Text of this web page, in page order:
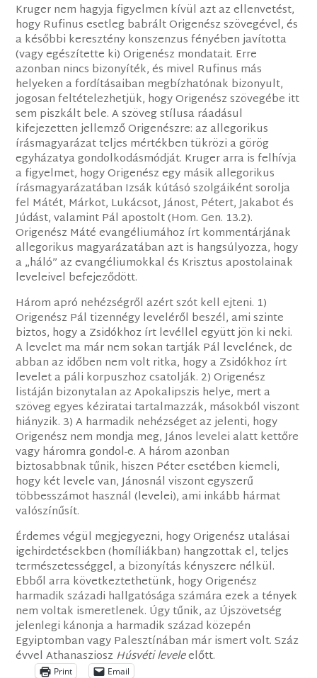
Kruger nem hagyja figyelmen kívül azt az ellenvetést,
hogy Rufinus esetleg babrált Origenész szövegével, és
a későbbi keresztény konszenzus fényében javította
(vagy egészítette ki) Origenész mondatait. Erre
azonban nincs bizonyíték, és mivel Rufinus más
helyeken a fordításaiban megbízhatónak bizonyult,
jogosan feltételezhetjük, hogy Origenész szövegébe itt
sem piszkált bele. A szöveg stílusa ráadásul
kifejezetten jellemző Origenészre: az allegorikus
írásmagyarázat teljes mértékben tükrözi a görög
egyházatya gondolkodásmódját. Kruger arra is felhívja
a figyelmet, hogy Origenész egy másik allegorikus
írásmagyarázatában Izsák kútásó szolgáiként sorolja
fel Mátét, Márkot, Lukácsot, Jánost, Pétert, Jakabot és
Júdást, valamint Pál apostolt (Hom. Gen. 13.2).
Origenész Máté evangéliumához írt kommentárjának
allegorikus magyarázatában azt is hangsúlyozza, hogy
a „háló” az evangéliumokkal és Krisztus apostolainak
leveleivel befejeződött.
Három apró nehézségről azért szót kell ejteni. 1)
Origenész Pál tizennégy leveléről beszél, ami szinte
biztos, hogy a Zsidókhoz írt levéllel együtt jön ki neki.
A levelet ma már nem sokan tartják Pál levelének, de
abban az időben nem volt ritka, hogy a Zsidókhoz írt
levelet a páli korpuszhoz csatolják. 2) Origenész
listáján bizonytalan az Apokalipszis helye, mert a
szöveg egyes kéziratai tartalmazzák, másokból viszont
hiányzik. 3) A harmadik nehézséget az jelenti, hogy
Origenész nem mondja meg, János levelei alatt kettőre
vagy háromra gondol-e. A három azonban
biztosabbnak tűnik, hiszen Péter esetében kiemeli,
hogy két levele van, Jánosnál viszont egyszerű
többesszámot használ (levelei), ami inkább hármat
valószínűsít.
Érdemes végül megjegyezni, hogy Origenész utalásai
igehirdetésekben (homíliákban) hangzottak el, teljes
természetességgel, a bizonyítás kényszere nélkül.
Ebből arra következtethetünk, hogy Origenész
harmadik századi hallgatósága számára ezek a tények
nem voltak ismeretlenek. Úgy tűnik, az Újszövetség
jelenlegi kánonja a harmadik század közepén
Egyiptomban vagy Palesztínában már ismert volt. Száz
évvel Athanasziosz Húsvéti leveleelőtt.
Print Email